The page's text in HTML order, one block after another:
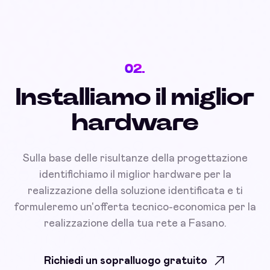
02.
Installiamo il miglior
hardware
Sulla base delle risultanze della progettazione
identifichiamo il miglior hardware per la
realizzazione della soluzione identificata e ti
formuleremo un'offerta tecnico-economica per la
realizzazione della tua rete a Fasano.
Richiedi un sopralluogo gratuito